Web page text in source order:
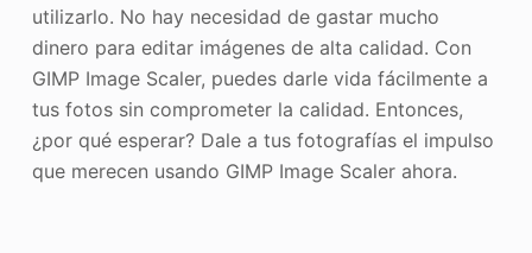
utilizarlo. No hay necesidad de gastar mucho
dinero para editar imágenes de alta calidad. Con
GIMP Image Scaler, puedes darle vida fácilmente a
tus fotos sin comprometer la calidad. Entonces,
¿por qué esperar? Dale a tus fotografías el impulso
que merecen usando GIMP Image Scaler ahora.